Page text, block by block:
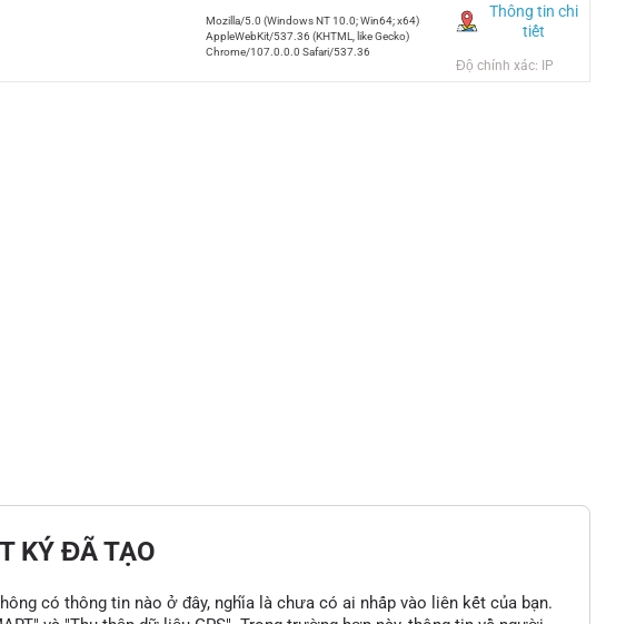
Mozilla/5.0 (Windows NT 10.0; Win64; x64)
AppleWebKit/537.36 (KHTML, like Gecko)
Chrome/107.0.0.0 Safari/537.36
Thông tin chi
tiết
Độ chính xác: IP
KÝ ĐÃ TẠO
có thông tin nào ở đây, nghĩa là chưa có ai nhấp vào liên kết của bạn.